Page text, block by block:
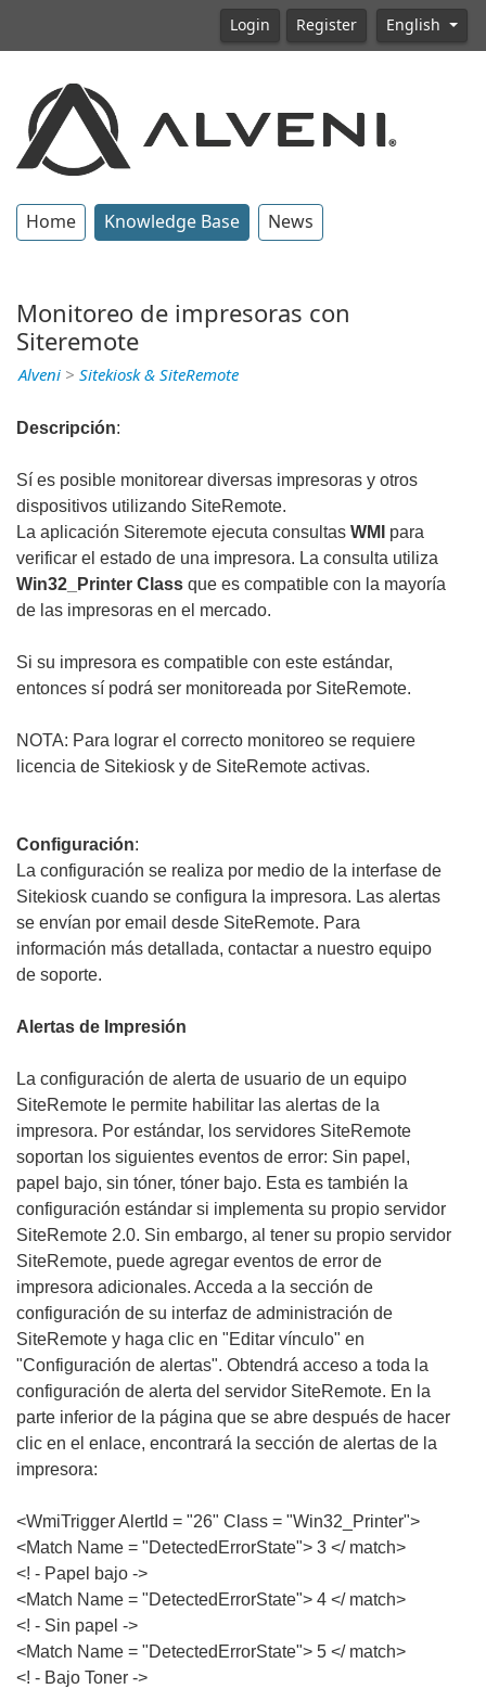
Login Register English
Home Knowledge Base News
Monitoreo de impresoras con
Siteremote
Alveni > Sitekiosk & SiteRemote
Descripción:
Sí es posible monitorear diversas impresoras y otros
dispositivos utilizando SiteRemote.
La aplicación Siteremote ejecuta consultas WMI para
verificar el estado de una impresora. La consulta utiliza
Win32_Printer Class que es compatible con la mayoría
de las impresoras en el mercado.
Si su impresora es compatible con este estándar,
entonces sí podrá ser monitoreada por SiteRemote.
NOTA: Para lograr el correcto monitoreo se requiere
licencia de Sitekiosk y de SiteRemote activas.
Configuración:
La configuración se realiza por medio de la interfase de
Sitekiosk cuando se configura la impresora. Las alertas
se envían por email desde SiteRemote. Para
información más detallada, contactar a nuestro equipo
de soporte.
Alertas de Impresión
La configuración de alerta de usuario de un equipo
SiteRemote le permite habilitar las alertas de la
impresora. Por estándar, los servidores SiteRemote
soportan los siguientes eventos de error: Sin papel,
papel bajo, sin tóner, tóner bajo. Esta es también la
configuración estándar si implementa su propio servidor
SiteRemote 2.0. Sin embargo, al tener su propio servidor
SiteRemote, puede agregar eventos de error de
impresora adicionales. Acceda a la sección de
configuración de su interfaz de administración de
SiteRemote y haga clic en "Editar vínculo" en
"Configuración de alertas". Obtendrá acceso a toda la
configuración de alerta del servidor SiteRemote. En la
parte inferior de la página que se abre después de hacer
clic en el enlace, encontrará la sección de alertas de la
impresora:
<WmiTrigger AlertId = "26" Class = "Win32_Printer">
<Match Name = "DetectedErrorState"> 3 </ match>
<! - Papel bajo ->
<Match Name = "DetectedErrorState"> 4 </ match>
<! - Sin papel ->
<Match Name = "DetectedErrorState"> 5 </ match>
<! - Bajo Toner ->